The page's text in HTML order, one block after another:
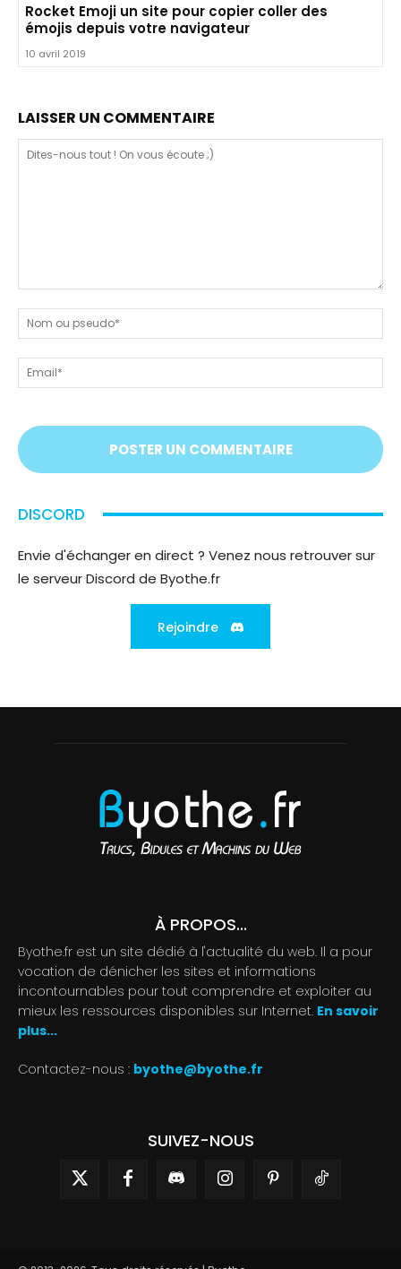
Rocket Emoji un site pour copier coller des
émojis depuis votre navigateur
10 avril 2019
LAISSER UN COMMENTAIRE
nous
tout
!
On
vous
;)
ou
DISCORD
Envie d'échanger en direct ? Venez nous retrouver sur
le serveur Discord de Byothe.fr
Rejoindre
À PROPOS...
Byothe.fr est un site dédié à l'actualité du web. Il a pour
vocation de dénicher les sites et informations
incontournables pour tout comprendre et exploiter au
mieux les ressources disponibles sur Internet. En savoir
plus...
Contactez-nous : byothe@byothe.fr
SUIVEZ-NOUS